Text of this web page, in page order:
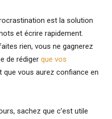
est la solution
et écrire rapidement.
rien, vous ne gagnerez
de rédiger que vos
que vous aurez confiance en
sachez que c’est utile